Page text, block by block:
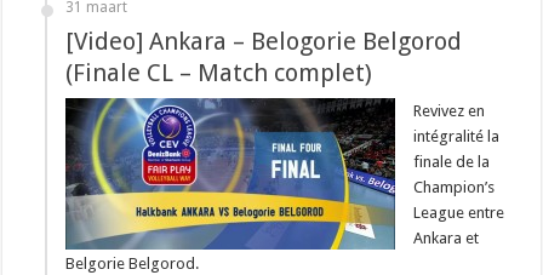
31 maart
[Video] Ankara – Belogorie Belgorod
(Finale CL – Match complet)
Revivez en
intégralité la
finale de la
Champion’s
League entre
Ankara et
Belgorie Belgorod.